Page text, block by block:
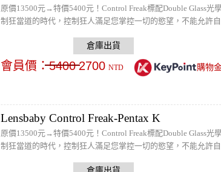
原價13500元→特價5400元！Control Freak標配Double Glass
制狂當道的時代，控制狂人滿足您掌控一切的慾望，不能允許
會員價：5400 2700 NTD 購物
Lensbaby Control Freak-Pentax K
原價13500元→特價5400元！Control Freak標配Double Glass
制狂當道的時代，控制狂人滿足您掌控一切的慾望，不能允許